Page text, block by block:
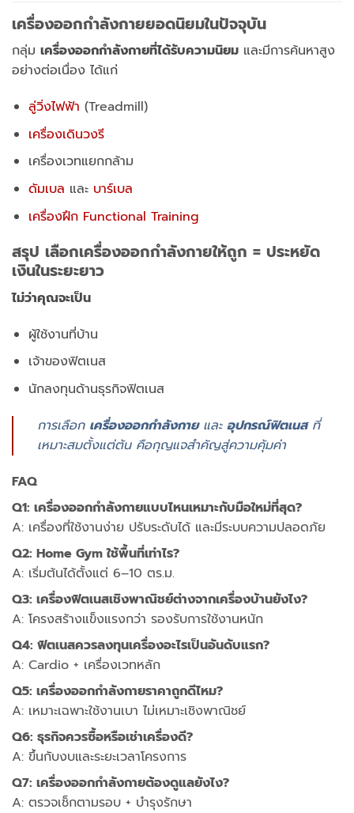
เครื่องออกกำลังกายยอดนิยมในปัจจุบัน
กลุ่ม เครื่องออกกำลังกายที่ได้รับความนิยม และมีการค้นหาสูง
อย่างต่อเนื่อง ได้แก่
ลู่วิ่งไฟฟ้า (Treadmill)
เครื่องเดินวงรี
เครื่องเวทแยกกล้าม
ดัมเบล และ บาร์เบล
เครื่องฝึก Functional Training
สรุป เลือกเครื่องออกกำลังกายให้ถูก = ประหยัด
เงินในระยะยาว
ไม่ว่าคุณจะเป็น
ผู้ใช้งานที่บ้าน
เจ้าของฟิตเนส
นักลงทุนด้านธุรกิจฟิตเนส
การเลือก เครื่องออกกำลังกายและ อุปกรณ์ฟิตเนสที่
เหมาะสมตั้งแต่ต้น คือกุญแจสำคัญสู่ความคุ้มค่า
FAQ
Q1: เครื่องออกกำลังกายแบบไหนเหมาะกับมือใหม่ที่สุด?
A: เครื่องที่ใช้งานง่าย ปรับระดับได้ และมีระบบความปลอดภัย
Q2: Home Gym ใช้พื้นที่เท่าไร?
A: เริ่มต้นได้ตั้งแต่ 6–10 ตร.ม.
Q3: เครื่องฟิตเนสเชิงพาณิชย์ต่างจากเครื่องบ้านยังไง?
A: โครงสร้างแข็งแรงกว่า รองรับการใช้งานหนัก
Q4: ฟิตเนสควรลงทุนเครื่องอะไรเป็นอันดับแรก?
A: Cardio + เครื่องเวทหลัก
Q5: เครื่องออกกำลังกายราคาถูกดีไหม?
A: เหมาะเฉพาะใช้งานเบา ไม่เหมาะเชิงพาณิชย์
Q6: ธุรกิจควรซื้อหรือเช่าเครื่องดี?
A: ขึ้นกับงบและระยะเวลาโครงการ
Q7: เครื่องออกกำลังกายต้องดูแลยังไง?
A: ตรวจเช็กตามรอบ + บำรุงรักษา